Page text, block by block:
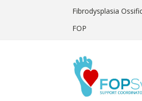
Fibrodysplasia
FOP